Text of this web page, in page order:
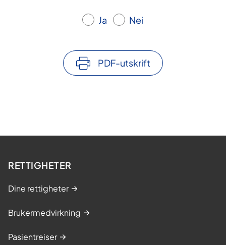
Ja Nei
PDF-utskrift
RETTIGHETER
Dine rettigheter
Brukermedvirkning
Pasientreiser